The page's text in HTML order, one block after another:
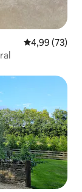
4,99 av 5 i
4,99 (73)